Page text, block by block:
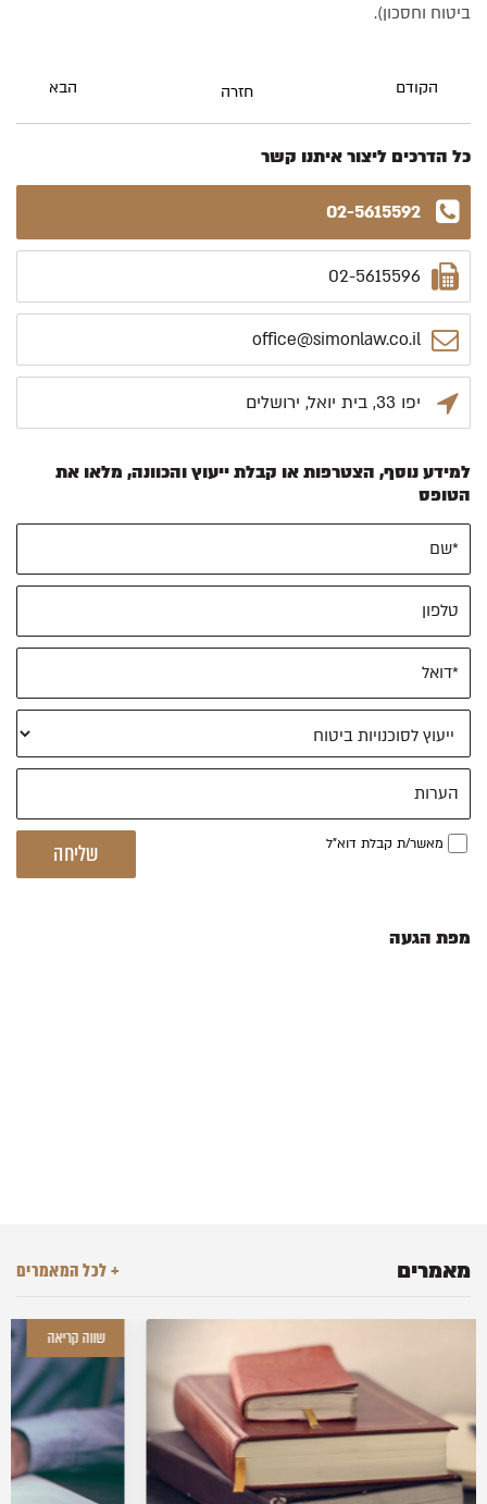
ביטוח וחסכון).
הקודם חזרה הבא
כל הדרכים ליצור איתנו קשר
02-5615592
02-5615596
office@simonlaw.co.il
יפו 33, בית יואל, ירושלים
למידע נוסף, הצטרפות או קבלת ייעוץ והכוונה, מלאו את
הטופס
מאשר/ת קבלת דוא"ל
מפת הגעה
מאמרים + לכל המאמרים